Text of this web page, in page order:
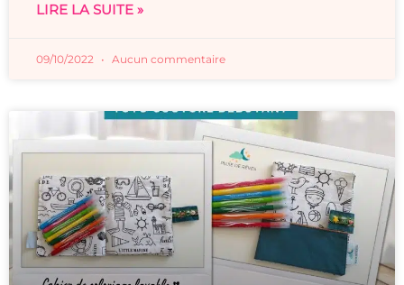
LIRE LA SUITE »
09/10/2022 Aucun commentaire